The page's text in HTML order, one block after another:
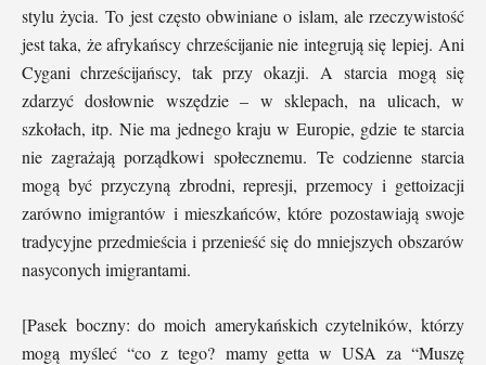
stylu życia. To jest często obwiniane o islam, ale rzeczywistość
jest taka, że ​​afrykańscy chrześcijanie nie integrują się lepiej. Ani
Cygani chrześcijańscy, tak przy okazji. A starcia mogą się
zdarzyć dosłownie wszędzie – w sklepach, na ulicach, w
szkołach, itp. Nie ma jednego kraju w Europie, gdzie te starcia
nie zagrażają porządkowi społecznemu. Te codzienne starcia
mogą być przyczyną zbrodni, represji, przemocy i gettoizacji
zarówno imigrantów i mieszkańców, które pozostawiają swoje
tradycyjne przedmieścia i przenieść się do mniejszych obszarów
nasyconych imigrantami.
[Pasek boczny: do moich amerykańskich czytelników, którzy
mogą myśleć “co z tego? mamy getta w USA za “Muszę